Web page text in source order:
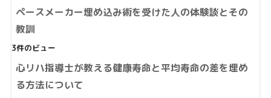
ペースメーカー埋め込み術を受けた人の体験談とその
教訓
3件のビュー
心リハ指導士が教える健康寿命と平均寿命の差を埋め
る方法について